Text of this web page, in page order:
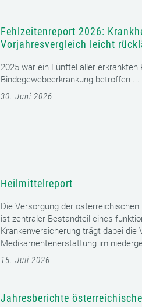
Vorjahresvergleich leicht
2025 war ein Fünftel aller
Heilmittelreport
Die Versorgung der
ist zentraler Bestandteil eines
15. Juli 2026